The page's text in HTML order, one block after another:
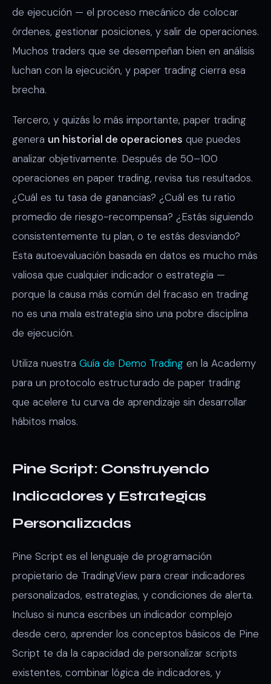
de ejecución — el proceso mecánico de colocar
órdenes, gestionar posiciones, y salir de operaciones.
Muchos traders que se desempeñan bien en análisis
luchan con la ejecución, y paper trading cierra esa
brecha.
Tercero, y quizás lo más importante, paper trading
genera un historial de operaciones que puedes
analizar objetivamente. Después de 50–100
operaciones en paper trading, revisa tus resultados.
¿Cuál es tu tasa de ganancias? ¿Cuál es tu ratio
promedio de riesgo-recompensa? ¿Estás siguiendo
consistentemente tu plan, o te estás desviando?
Esta autoevaluación basada en datos es mucho más
valiosa que cualquier indicador o estrategia —
porque la causa más común del fracaso en trading
no es una mala estrategia sino una pobre disciplina
de ejecución.
Utiliza nuestra Guía de Demo Trading en la Academy
para un protocolo estructurado de paper trading
que acelere tu curva de aprendizaje sin desarrollar
hábitos malos.
Pine Script: Construyendo
Indicadores y Estrategias
Personalizadas
Pine Script es el lenguaje de programación
propietario de TradingView para crear indicadores
personalizados, estrategias, y condiciones de alerta.
Incluso si nunca escribes un indicador complejo
desde cero, aprender los conceptos básicos de Pine
Script te da la capacidad de personalizar scripts
existentes, combinar lógica de indicadores, y